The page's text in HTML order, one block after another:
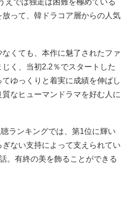
えでは独走は困難を極めている
って、韓ドラコア層からの人気
くても、本作に魅了されたファ
く、当初2.2％でスタートした
ゆっくりと着実に成績を伸ばし
なヒューマンドラマを好む人に
ランキングでは、第1位に輝い
ない支持によって支えられてい
。有終の美を飾ることができる